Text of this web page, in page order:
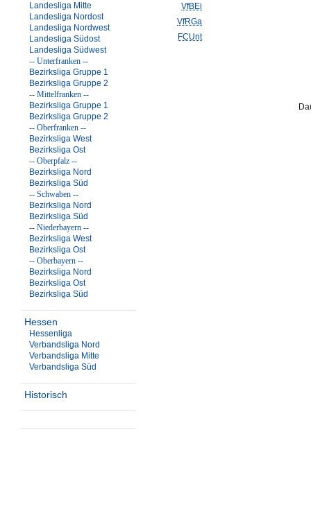
Landesliga Mitte
Landesliga Nordost
Landesliga Nordwest
Landesliga Südost
Landesliga Südwest
-- Unterfranken --
Bezirksliga Gruppe 1
Bezirksliga Gruppe 2
-- Mittelfranken --
Bezirksliga Gruppe 1
Bezirksliga Gruppe 2
-- Oberfranken --
Bezirksliga West
Bezirksliga Ost
-- Oberpfalz --
Bezirksliga Nord
Bezirksliga Süd
-- Schwaben --
Bezirksliga Nord
Bezirksliga Süd
-- Niederbayern --
Bezirksliga West
Bezirksliga Ost
-- Oberbayern --
Bezirksliga Nord
Bezirksliga Ost
Bezirksliga Süd
Hessen
Hessenliga
Verbandsliga Nord
Verbandsliga Mitte
Verbandsliga Süd
Historisch
VfBEi
VfRGa
FCUnt